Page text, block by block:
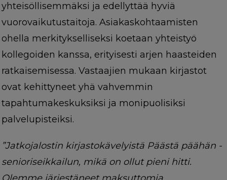
yhteisöllisemmäksi ja edellyttää hyviä
vuorovaikutustaitoja. Asiakaskohtaamisten
ohella merkitykselliseksi koetaan yhteistyö
kollegoiden kanssa, erityisesti arjen haasteiden
ratkaisemisessa. Vastaajien mukaan kirjastot
ovat kehittyneet yhä vahvemmin
tapahtumakeskuksiksi ja monipuolisiksi
palvelupisteiksi.
”Jatkojalostin kirjastokävelyistä Päästä päähän -
senioriseikkailun, mikä on ollut pieni hitti.